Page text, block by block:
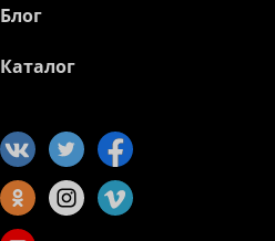
Блог
Каталог